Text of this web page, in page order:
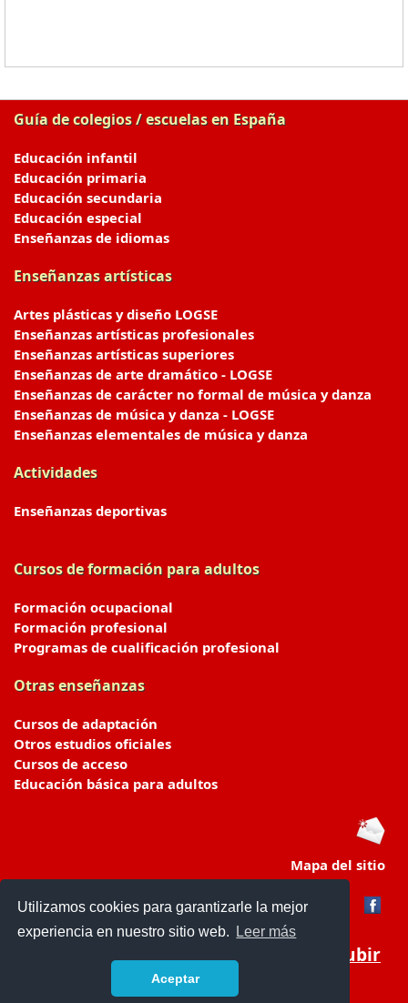
Utilizamos cookies para garantizarle la mejor
experiencia en nuestro sitio web.
Leer más
Aceptar
Guía de colegios / escuelas en España
Educación infantil
Educación primaria
Educación secundaria
Educación especial
Enseñanzas de idiomas
Enseñanzas artísticas
Artes plásticas y diseño LOGSE
Enseñanzas artísticas profesionales
Enseñanzas artísticas superiores
Enseñanzas de arte dramático - LOGSE
Enseñanzas de carácter no formal de música y danza
Enseñanzas de música y danza - LOGSE
Enseñanzas elementales de música y danza
Actividades
Enseñanzas deportivas
Cursos de formación para adultos
Formación ocupacional
Formación profesional
Programas de cualificación profesional
Otras enseñanzas
Cursos de adaptación
Otros estudios oficiales
Cursos de acceso
Educación básica para adultos
Mapa del sitio
Subir